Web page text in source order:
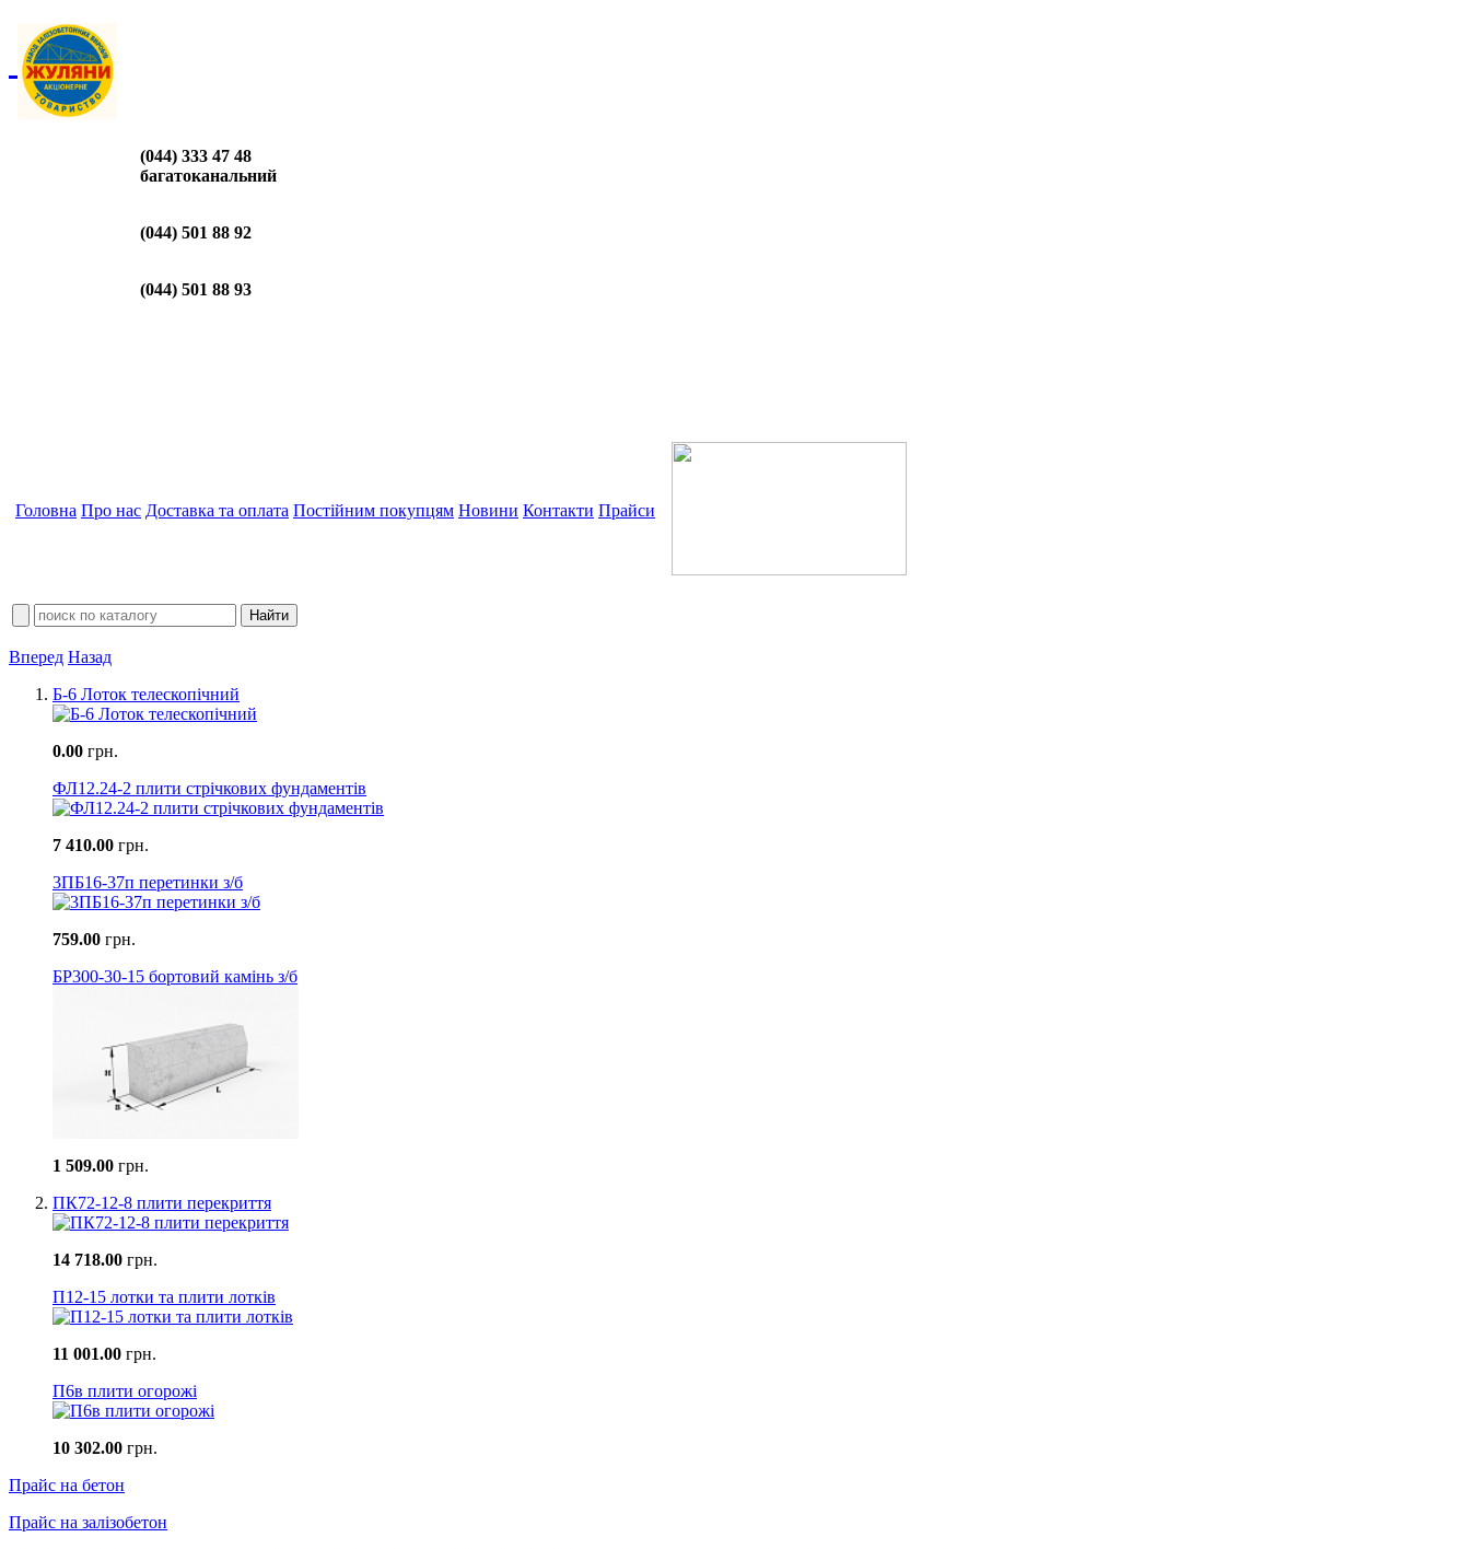
(044) 333 47 48
багатоканальний
(044) 501 88 92
(044) 501 88 93
Головна Про нас Доставка та оплата Постійним покупцям Новини Контакти Прайси
Вперед Назад
Б-6 Лоток телескопічний
0.00 грн.
ФЛ12.24-2 плити стрічкових фундаментів
7 410.00 грн.
3ПБ16-37п перетинки з/б
759.00 грн.
БР300-30-15 бортовий камінь з/б
1 509.00 грн.
ПК72-12-8 плити перекриття
14 718.00 грн.
П12-15 лотки та плити лотків
11 001.00 грн.
П6в плити огорожі
10 302.00 грн.
Прайс на бетон
Прайс на залізобетон